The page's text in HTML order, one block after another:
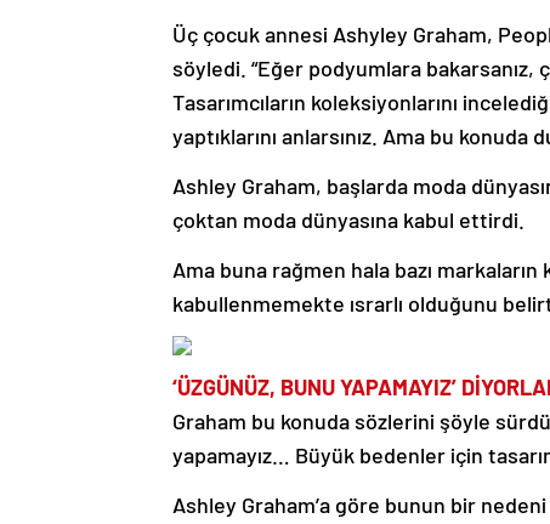
Üç çocuk annesi Ashyley Graham,
söyledi. “Eğer podyumlara
Tasarımcıların koleksiyonlarını
yaptıklarını anlarsınız. Ama bu
Ashley Graham, başlarda moda
çoktan moda dünyasına kabul ettirdi.
Ama buna rağmen hala bazı
kabullenmemekte ısrarlı olduğunu
‘ÜZGÜNÜZ, BUNU YAPAMAYIZ’
Graham bu konuda sözlerini şöyle
yapamayız… Büyük bedenler için
Ashley Graham’a göre bunun bir